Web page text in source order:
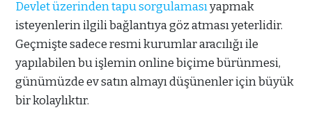
Devlet üzerinden tapu sorgulamasıyapmak
isteyenlerin ilgili bağlantıya göz atması yeterlidir.
Geçmişte sadece resmi kurumlar aracılığı ile
yapılabilen bu işlemin online biçime bürünmesi,
günümüzde ev satın almayı düşünenler için büyük
bir kolaylıktır.